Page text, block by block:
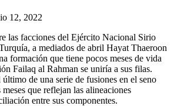
12, 2022
las facciones del Ejército Nacional Sirio
a mediados de abril Hayat Thaeroon
formación que tiene pocos meses de vida
Failaq al Rahman se uniría a sus filas.
de una serie de fusiones en el seno
que reflejan las alineaciones
entre sus componentes.